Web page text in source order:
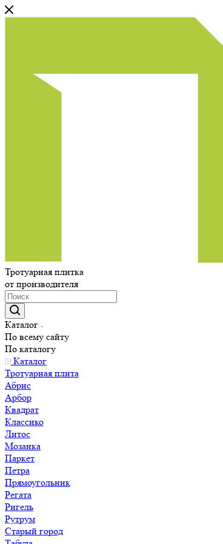
Тротуарная плитка
от производителя
Каталог
По всему сайту
По каталогу
Каталог
Тротуарная плита
Абрис
Арбор
Квадрат
Классико
Литос
Мозаика
Паркет
Петра
Прямоугольник
Регата
Ригель
Рутрум
Старый город